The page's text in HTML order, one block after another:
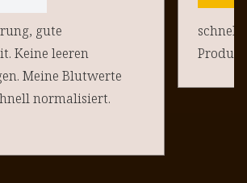
gute
Keine leeren
Meine Blutwerte
normalisiert.